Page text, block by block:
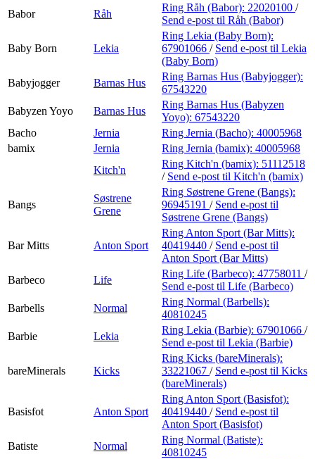
Babor
Råh
Ring Råh (Babor): 22020100 /
Send e-post til Råh (Babor)
Baby Born Lekia
Ring Lekia (Baby Born):
67901066 / Send e-post til Lekia
(Baby Born)
Babyjogger
Barnas Hus
Ring Barnas Hus (Babyjogger):
67543220
Babyzen Yoyo
Barnas Hus
Ring Barnas Hus (Babyzen
Yoyo): 67543220
Bacho
Jernia Ring Jernia (Bacho): 40005968
bamix
Jernia Ring Jernia (bamix): 40005968
Kitch'n
Ring Kitch'n (bamix): 51112518
/ Send e-post til Kitch'n (bamix)
Bangs
Søstrene
Grene
Ring Søstrene Grene (Bangs):
96945191 / Send e-post til
Søstrene Grene (Bangs)
Bar Mitts Anton Sport
Ring Anton Sport (Bar Mitts):
40419440 / Send e-post til
Anton Sport (Bar Mitts)
Barbeco
Life
Ring Life (Barbeco): 47758011 /
Send e-post til Life (Barbeco)
Barbells
Normal
Ring Normal (Barbells):
40810245
Barbie
Lekia
Ring Lekia (Barbie): 67901066 /
Send e-post til Lekia (Barbie)
bareMinerals Kicks
Ring Kicks (bareMinerals):
33221067 / Send e-post til Kicks
(bareMinerals)
Basisfot Anton Sport
Ring Anton Sport (Basisfot):
40419440 / Send e-post til
Anton Sport (Basisfot)
Batiste
Normal
Ring Normal (Batiste):
40810245